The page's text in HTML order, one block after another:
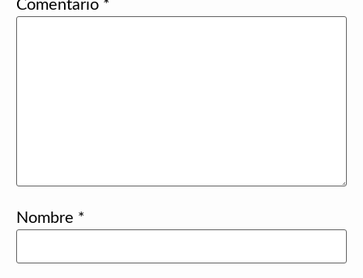
Comentario *
Nombre *